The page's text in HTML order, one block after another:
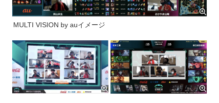
MULTI VISION by auイメージ